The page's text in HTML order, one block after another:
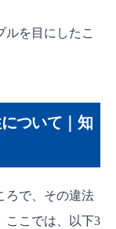
を目にしたこ
ついて｜知
ろで、その違法
ここでは、以下3